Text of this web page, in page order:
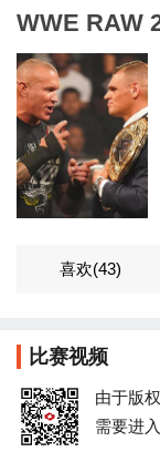
WWE RAW
喜欢(43)
比赛视频
由于版
需要进